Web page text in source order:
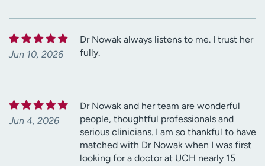
Jun 10, 2026
Dr Nowak always listens to me. I trust her
fully.
Jun 4, 2026
Dr Nowak and her team are wonderful
people, thoughtful professionals and
serious clinicians. I am so thankful to have
matched with Dr Nowak when I was first
looking for a doctor at UCH nearly 15